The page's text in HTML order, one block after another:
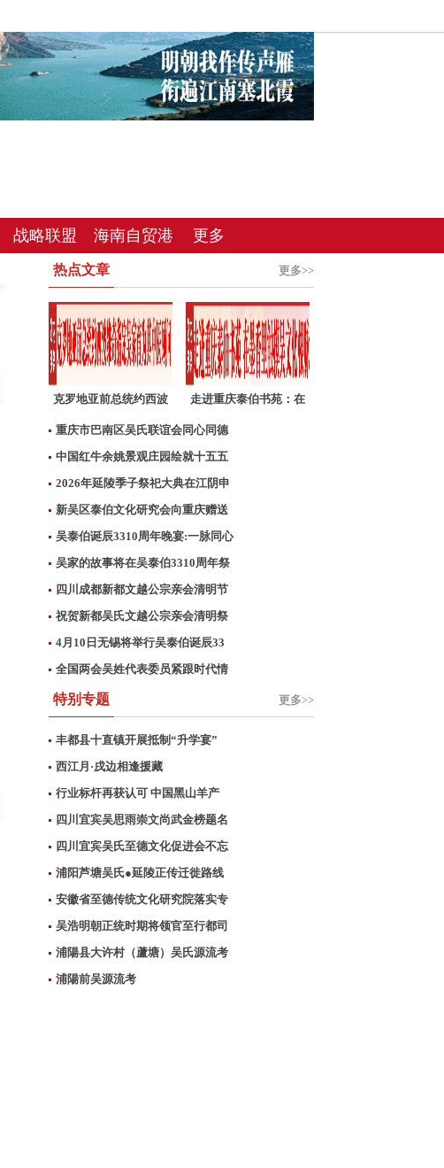
四 辰时
战略联盟
海南自贸港
更多
热点文章 更多>>
克罗地亚前总统约西波
维
走进重庆泰伯书苑：在
重庆市巴南区吴氏联谊会同心同德
中国红牛余姚景观庄园绘就十五五
2026年延陵季子祭祀大典在江阴申
新吴区泰伯文化研究会向重庆赠送
吴泰伯诞辰3310周年晚宴:一脉同心
吴家的故事将在吴泰伯3310周年祭
四川成都新都文越公宗亲会清明节
祝贺新都吴氏文越公宗亲会清明祭
4月10日无锡将举行吴泰伯诞辰33
全国两会吴姓代表委员紧跟时代情
特别专题 更多>>
丰都县十直镇开展抵制“升学宴”
西江月·戌边相逢援藏
行业标杆再获认可 中国黑山羊产
四川宜宾吴思雨崇文尚武金榜题名
四川宜宾吴氏至德文化促进会不忘
浦阳芦塘吴氏●延陵正传迁徙路线
安徽省至德传统文化研究院落实专
吴浩明朝正统时期将领官至行都司
浦陽县大许村（蘆塘）吴氏源流考
浦陽前吴源流考